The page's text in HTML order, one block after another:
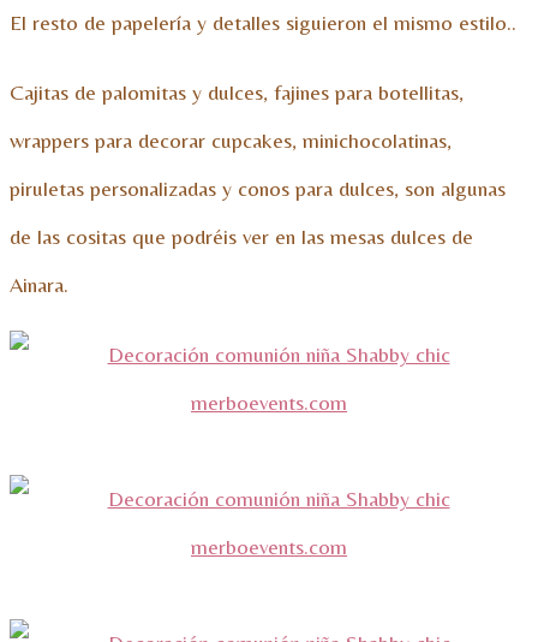
El resto de papelería y detalles siguieron el mismo estilo..
Cajitas de palomitas y dulces, fajines para botellitas,
wrappers para decorar cupcakes, minichocolatinas,
piruletas personalizadas y conos para dulces, son algunas
de las cositas que podréis ver en las mesas dulces de
Ainara.